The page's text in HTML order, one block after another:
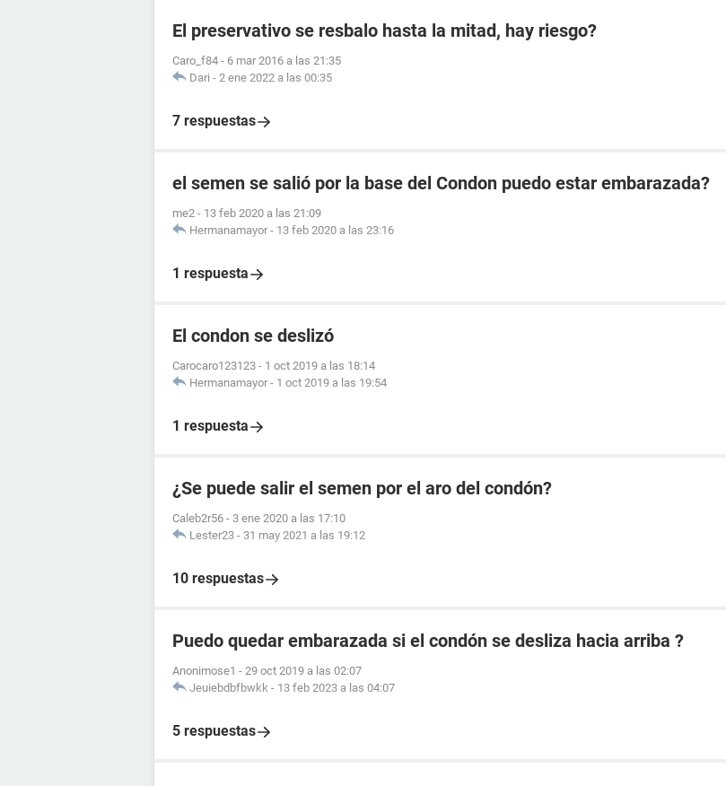
El preservativo se resbalo hasta la mitad, hay riesgo?
Caro_f84 - 6 mar 2016 a las 21:35
Dari - 2 ene 2022 a las 00:35
7 respuestas
el semen se salió por la base del Condon puedo estar embarazada?
me2 - 13 feb 2020 a las 21:09
Hermanamayor - 13 feb 2020 a las 23:16
1 respuesta
El condon se deslizó
Carocaro123123 - 1 oct 2019 a las 18:14
Hermanamayor - 1 oct 2019 a las 19:54
1 respuesta
¿Se puede salir el semen por el aro del condón?
Caleb2r56 - 3 ene 2020 a las 17:10
Lester23 - 31 may 2021 a las 19:12
10 respuestas
Puedo quedar embarazada si el condón se desliza hacia arriba ?
Anonimose1 - 29 oct 2019 a las 02:07
Jeuiebdbfbwkk - 13 feb 2023 a las 04:07
5 respuestas